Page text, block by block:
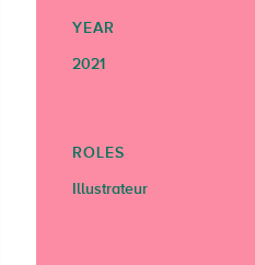
YEAR
2021
ROLES
Illustrateur